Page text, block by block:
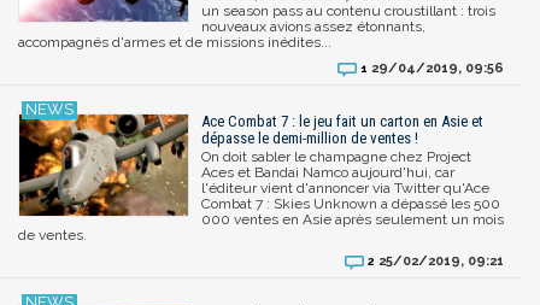
un season pass au contenu croustillant : trois
nouveaux avions assez étonnants,
accompagnés d'armes et de missions inédites...
1 29/04/2019, 09:56
Ace Combat 7 : le jeu fait un carton en Asie et
dépasse le demi-million de ventes !
On doit sabler le champagne chez Project
Aces et Bandai Namco aujourd'hui, car
l'éditeur vient d'annoncer via Twitter qu'Ace
Combat 7 : Skies Unknown a dépassé les 500
000 ventes en Asie après seulement un mois
de ventes.
2 25/02/2019, 09:21